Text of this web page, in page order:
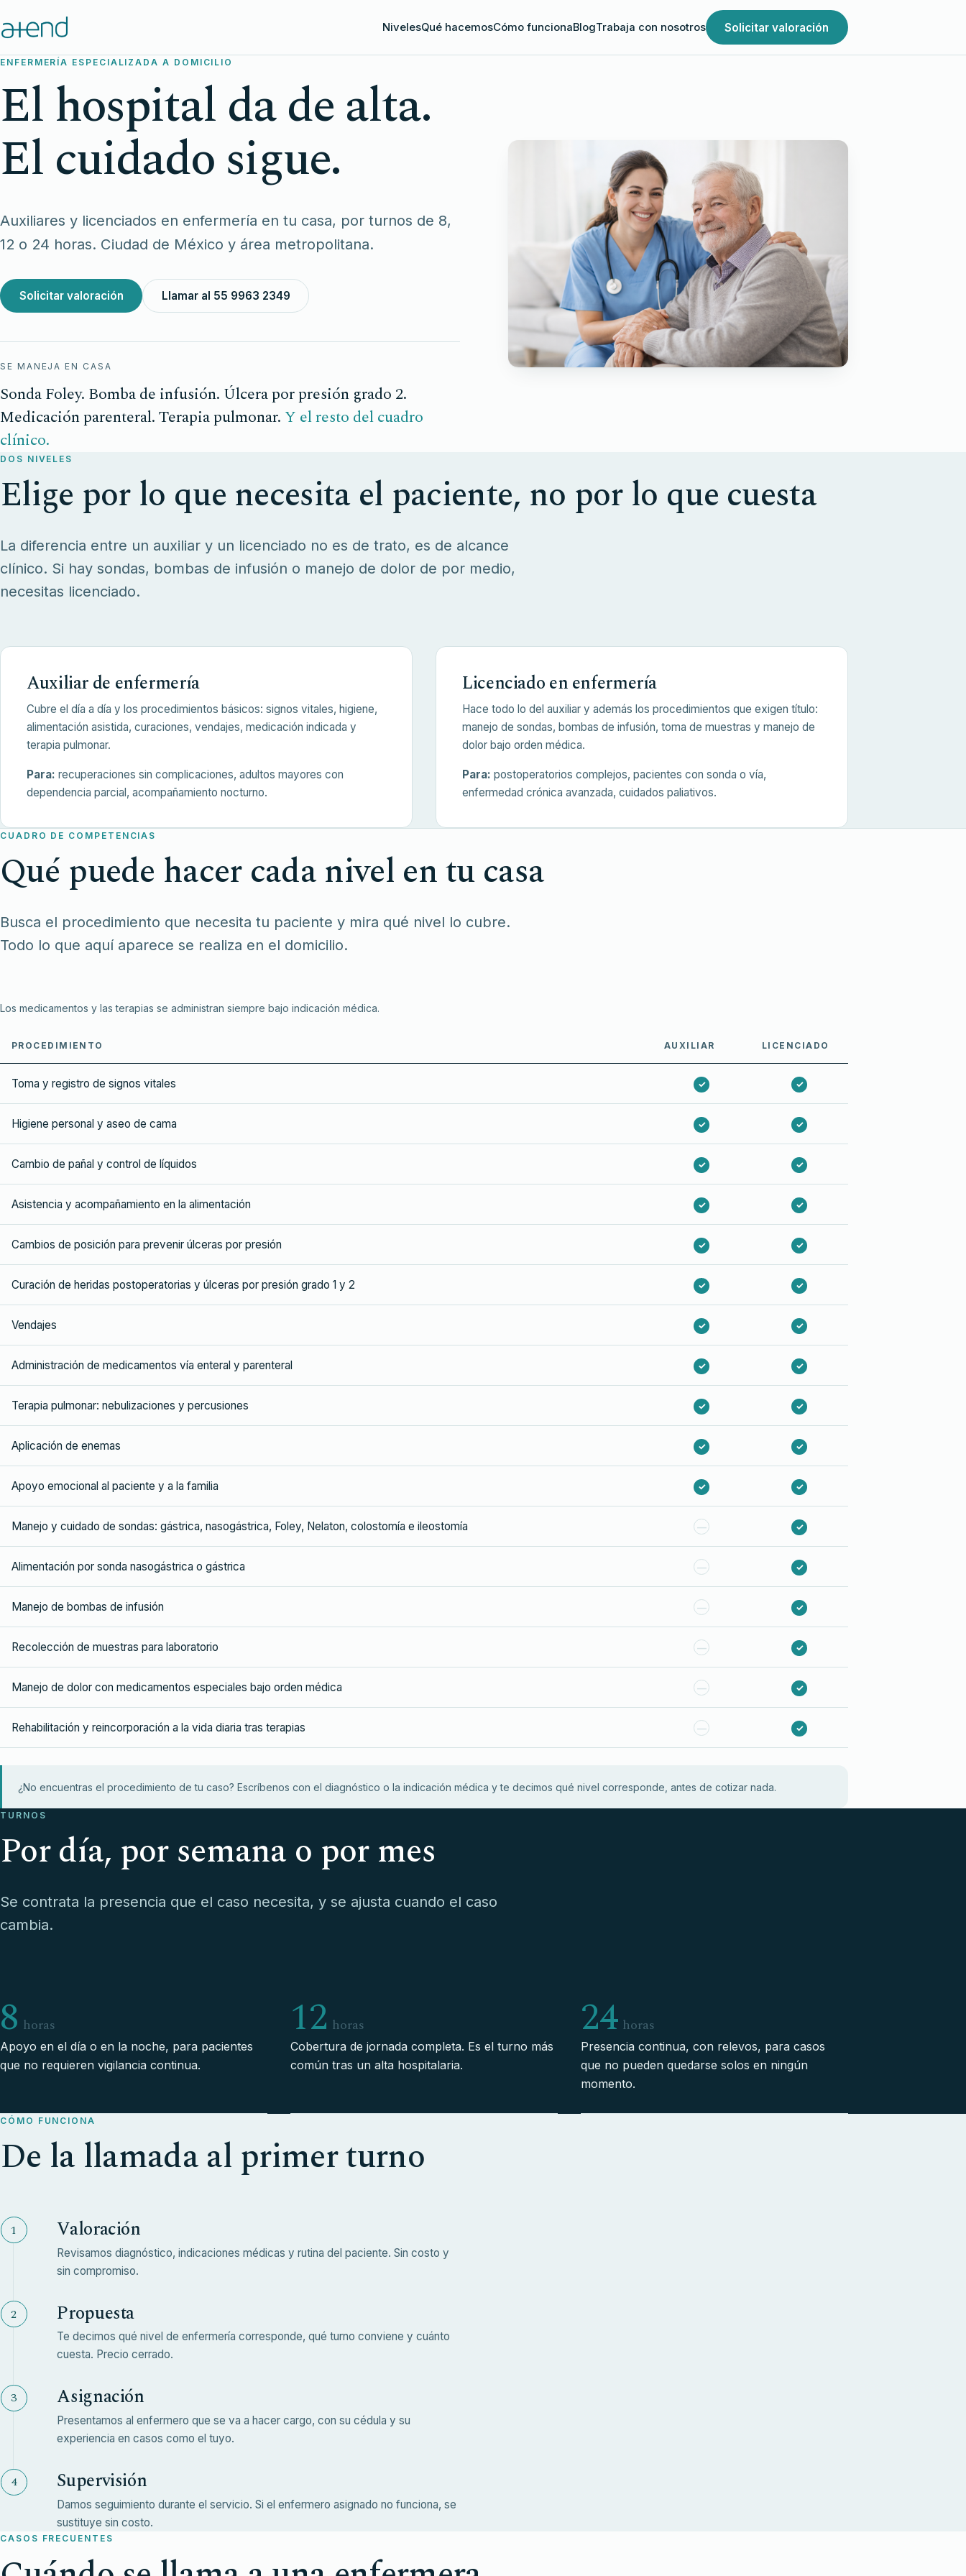
NivelesQué hacemosCómo funcionaBlogTrabaja con nosotros Solicitar valoración
ENFERMERÍA ESPECIALIZADA A DOMICILIO
El hospital da de alta.
El cuidado sigue.
Auxiliares y licenciados en enfermería en tu casa, por turnos de 8,
12 o 24 horas. Ciudad de México y área metropolitana.
Solicitar valoración Llamar al 55 9963 2349
SE MANEJA EN CASA
Sonda Foley. Bomba de infusión. Úlcera por presión grado 2.
Medicación parenteral. Terapia pulmonar. Y el resto del cuadro
clínico.
DOS NIVELES
Elige por lo que necesita el paciente, no por lo que cuesta
La diferencia entre un auxiliar y un licenciado no es de trato, es de alcance
clínico. Si hay sondas, bombas de infusión o manejo de dolor de por medio,
necesitas licenciado.
Auxiliar de enfermería
Cubre el día a día y los procedimientos básicos: signos vitales, higiene,
alimentación asistida, curaciones, vendajes, medicación indicada y
terapia pulmonar.
Para: recuperaciones sin complicaciones, adultos mayores con
dependencia parcial, acompañamiento nocturno.
Licenciado en enfermería
Hace todo lo del auxiliar y además los procedimientos que exigen título:
manejo de sondas, bombas de infusión, toma de muestras y manejo de
dolor bajo orden médica.
Para: postoperatorios complejos, pacientes con sonda o vía,
enfermedad crónica avanzada, cuidados paliativos.
CUADRO DE COMPETENCIAS
Qué puede hacer cada nivel en tu casa
Busca el procedimiento que necesita tu paciente y mira qué nivel lo cubre.
Todo lo que aquí aparece se realiza en el domicilio.
Los medicamentos y las terapias se administran siempre bajo indicación médica.
PROCEDIMIENTO AUXILIAR LICENCIADO
Toma y registro de signos vitales ✓ ✓
Higiene personal y aseo de cama ✓ ✓
Cambio de pañal y control de líquidos ✓ ✓
Asistencia y acompañamiento en la alimentación ✓ ✓
Cambios de posición para prevenir úlceras por presión ✓ ✓
Curación de heridas postoperatorias y úlceras por presión grado 1 y 2 ✓ ✓
Vendajes ✓ ✓
Administración de medicamentos vía enteral y parenteral ✓ ✓
Terapia pulmonar: nebulizaciones y percusiones ✓ ✓
Aplicación de enemas ✓ ✓
Apoyo emocional al paciente y a la familia ✓ ✓
Manejo y cuidado de sondas: gástrica, nasogástrica, Foley, Nelaton, colostomía e ileostomía — ✓
Alimentación por sonda nasogástrica o gástrica — ✓
Manejo de bombas de infusión — ✓
Recolección de muestras para laboratorio — ✓
Manejo de dolor con medicamentos especiales bajo orden médica — ✓
Rehabilitación y reincorporación a la vida diaria tras terapias — ✓
¿No encuentras el procedimiento de tu caso? Escríbenos con el diagnóstico o la indicación médica y te decimos qué nivel corresponde, antes de cotizar nada.
TURNOS
Por día, por semana o por mes
Se contrata la presencia que el caso necesita, y se ajusta cuando el caso
cambia.
8 horas
Apoyo en el día o en la noche, para pacientes
que no requieren vigilancia continua.
12 horas
Cobertura de jornada completa. Es el turno más
común tras un alta hospitalaria.
24 horas
Presencia continua, con relevos, para casos
que no pueden quedarse solos en ningún
momento.
CÓMO FUNCIONA
De la llamada al primer turno
Valoración
Revisamos diagnóstico, indicaciones médicas y rutina del paciente. Sin costo y
sin compromiso.
Propuesta
Te decimos qué nivel de enfermería corresponde, qué turno conviene y cuánto
cuesta. Precio cerrado.
Asignación
Presentamos al enfermero que se va a hacer cargo, con su cédula y su
experiencia en casos como el tuyo.
Supervisión
Damos seguimiento durante el servicio. Si el enfermero asignado no funciona, se
sustituye sin costo.
CASOS FRECUENTES